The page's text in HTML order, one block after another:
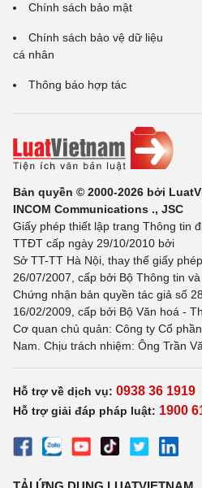
Chính sách bảo mật
Chính sách bảo vệ dữ liệu
cá nhân
Thông báo hợp tác
Bản quyền © 2000-2026 bởi
INCOM Communications ., JSC
Giấy phép thiết lập trang Thông tin
TTĐT cấp ngày 29/10/2010 bởi
Sở TT-TT Hà Nội, thay thế giấy
26/07/2007, cấp bởi Bộ Thông tin
Chứng nhận bản quyền tác giả số
16/02/2009, cấp bởi Bộ Văn hoá -
Cơ quan chủ quản: Công ty Cổ
Nam. Chịu trách nhiệm: Ông Trần
Hỗ trợ về dịch vụ: 0938 36 1919
Hỗ trợ giải đáp pháp luật: 1900